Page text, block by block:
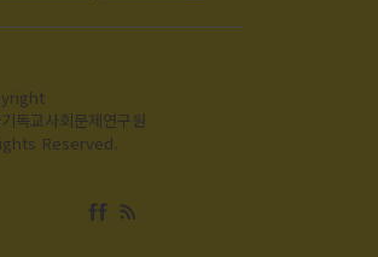
독교사회문제연구원
Reserved.